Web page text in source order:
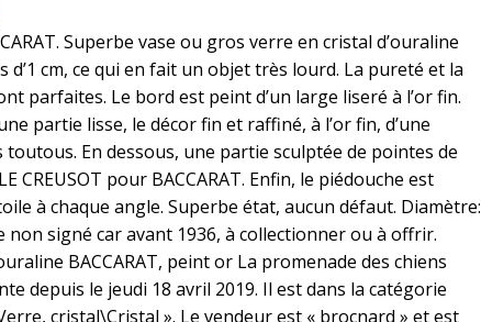
Superbe vase ou gros verre en cristal d’ouraline
d’1 cm, ce qui en fait un objet très lourd. La pureté et la
parfaites. Le bord est peint d’un large liseré à l’or fin.
partie lisse, le décor fin et raffiné, à l’or fin, d’une
En dessous, une partie sculptée de pointes de
CREUSOT pour BACCARAT. Enfin, le piédouche est
à chaque angle. Superbe état, aucun défaut. Diamètre:
non signé car avant 1936, à collectionner ou à offrir.
BACCARAT, peint or La promenade des chiens
depuis le jeudi 18 avril 2019. Il est dans la catégorie
cristal\Cristal ». Le vendeur est « brocnard » et est